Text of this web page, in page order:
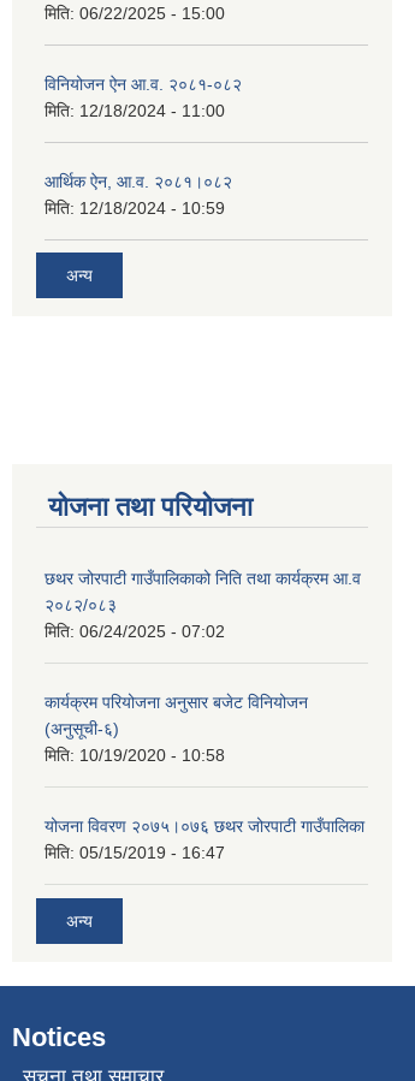
मिति: 06/22/2025 - 15:00
विनियोजन ऐन आ.व. २०८१-०८२
मिति: 12/18/2024 - 11:00
आर्थिक ऐन, आ.व. २०८१।०८२
मिति: 12/18/2024 - 10:59
अन्य
योजना तथा परियोजना
छथर जोरपाटी गाउँपालिकाको निति तथा कार्यक्रम आ.व
२०८२/०८३
मिति: 06/24/2025 - 07:02
कार्यक्रम परियोजना अनुसार बजेट विनियोजन
(अनुसूची-६)
मिति: 10/19/2020 - 10:58
योजना विवरण २०७५।०७६ छथर जोरपाटी गाउँपालिका
मिति: 05/15/2019 - 16:47
अन्य
Notices